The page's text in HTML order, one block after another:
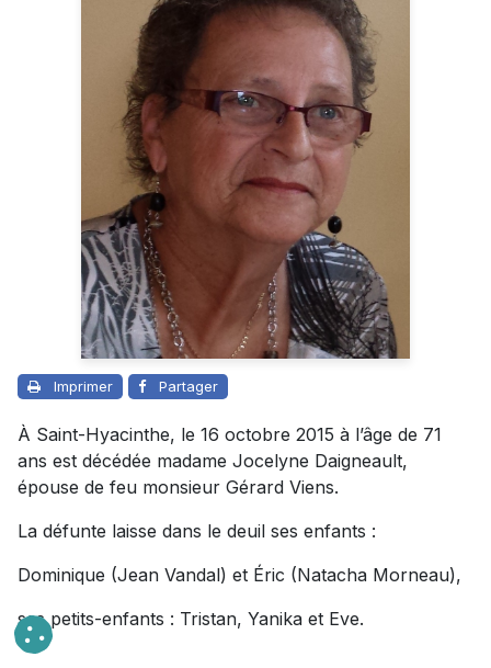
Imprimer Partager
À Saint-Hyacinthe, le 16 octobre 2015 à l’âge de 71
ans est décédée madame Jocelyne Daigneault,
épouse de feu monsieur Gérard Viens.
La défunte laisse dans le deuil ses enfants :
Dominique (Jean Vandal) et Éric (Natacha Morneau),
ses petits-enfants : Tristan, Yanika et Eve.